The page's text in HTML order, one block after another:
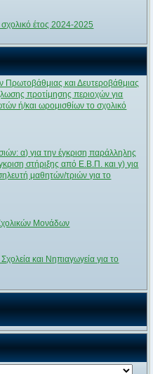
σχολικό έτος 2024-2025
και Δευτεροβάθμιας
προτίμησης περιοχών για
ή/και ωρομισθίων το σχολικό
α) για την έγκριση παράλληλης
στήριξης από Ε.Β.Π. και γ) για
μαθητών/τριών για το
Μονάδων
και Νηπιαγωγεία για το